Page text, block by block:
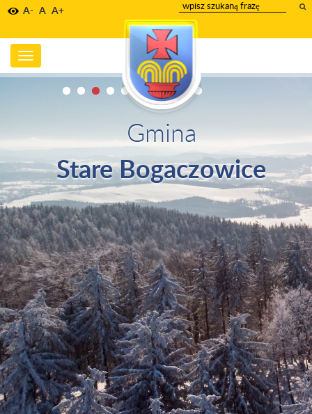
A- A A+
wpisz
szukany
tekst
Toggle
navigation
Gmina
Stare Bogaczowice